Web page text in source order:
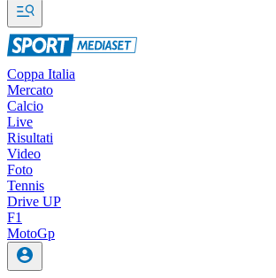
Coppa Italia
Mercato
Calcio
Live
Risultati
Video
Foto
Tennis
Drive UP
F1
MotoGp